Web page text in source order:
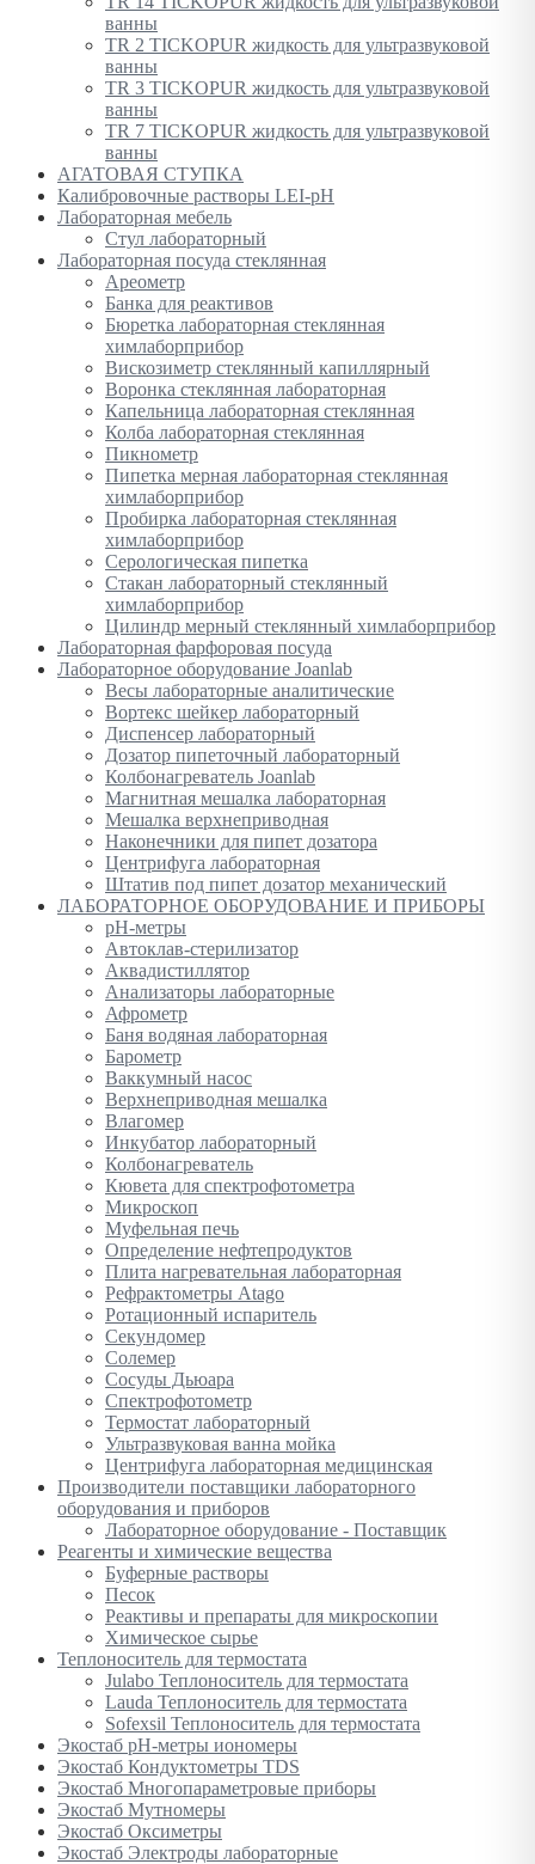
ванны
TR 2 TICKOPUR жидкость для ультразвуковой
ванны
TR 3 TICKOPUR жидкость для ультразвуковой
ванны
TR 7 TICKOPUR жидкость для ультразвуковой
ванны
АГАТОВАЯ СТУПКА
Калибровочные растворы LEI-pH
Лабораторная мебель
Стул лабораторный
Лабораторная посуда стеклянная
Ареометр
Банка для реактивов
Бюретка лабораторная стеклянная
химлаборприбор
Вискозиметр стеклянный капиллярный
Воронка стеклянная лабораторная
Капельница лабораторная стеклянная
Колба лабораторная стеклянная
Пикнометр
Пипетка мерная лабораторная стеклянная
химлаборприбор
Пробирка лабораторная стеклянная
химлаборприбор
Серологическая пипетка
Стакан лабораторный стеклянный
химлаборприбор
Цилиндр мерный стеклянный химлаборприбор
Лабораторная фарфоровая посуда
Лабораторное оборудование Joanlab
Весы лабораторные аналитические
Вортекс шейкер лабораторный
Диспенсер лабораторный
Дозатор пипеточный лабораторный
Колбонагреватель Joanlab
Магнитная мешалка лабораторная
Мешалка верхнеприводная
Наконечники для пипет дозатора
Центрифуга лабораторная
Штатив под пипет дозатор механический
ЛАБОРАТОРНОЕ ОБОРУДОВАНИЕ И ПРИБОРЫ
pH-метры
Автоклав-стерилизатор
Аквадистиллятор
Анализаторы лабораторные
Афрометр
Баня водяная лабораторная
Барометр
Ваккумный насос
Верхнеприводная мешалка
Влагомер
Инкубатор лабораторный
Колбонагреватель
Кювета для спектрофотометра
Микроскоп
Муфельная печь
Определение нефтепродуктов
Плита нагревательная лабораторная
Рефрактометры Atago
Ротационный испаритель
Секундомер
Солемер
Сосуды Дьюара
Спектрофотометр
Термостат лабораторный
Ультразвуковая ванна мойка
Центрифуга лабораторная медицинская
Производители поставщики лабораторного
оборудования и приборов
Лабораторное оборудование - Поставщик
Реагенты и химические вещества
Буферные растворы
Песок
Реактивы и препараты для микроскопии
Химическое сырье
Теплоноситель для термостата
Julabo Теплоноситель для термостата
Lauda Теплоноситель для термостата
Sofexsil Теплоноситель для термостата
Экостаб pH-метры иономеры
Экостаб Кондуктометры TDS
Экостаб Многопараметровые приборы
Экостаб Мутномеры
Экостаб Оксиметры
Экостаб Электроды лабораторные